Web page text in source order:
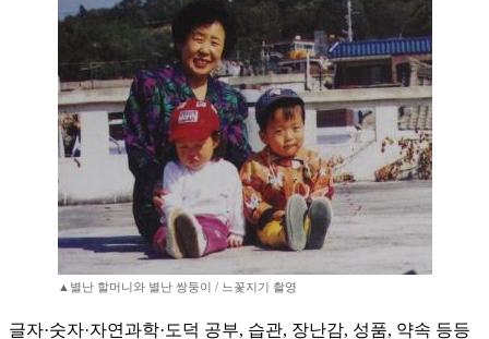
▲별난 할머니와 별난 쌍둥이 / 느꽃지기 촬영
글자·숫자·자연과학·도덕 공부, 습관, 장난감, 성품, 약속 등등